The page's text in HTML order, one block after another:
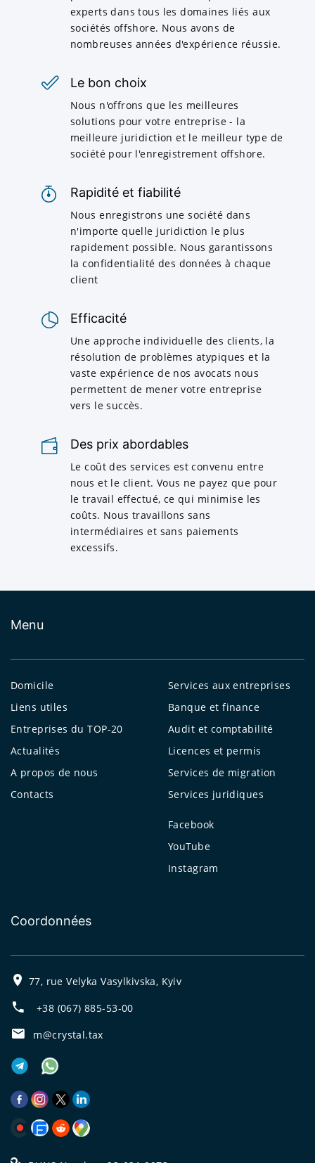
experts dans tous les domaines liés aux
sociétés offshore. Nous avons de
nombreuses années d'expérience réussie.
Le bon choix
Nous n'offrons que les meilleures
solutions pour votre entreprise - la
meilleure juridiction et le meilleur type de
société pour l'enregistrement offshore.
Rapidité et fiabilité
Nous enregistrons une société dans
n'importe quelle juridiction le plus
rapidement possible. Nous garantissons
la confidentialité des données à chaque
client
Efficacité
Une approche individuelle des clients, la
résolution de problèmes atypiques et la
vaste expérience de nos avocats nous
permettent de mener votre entreprise
vers le succès.
Des prix abordables
Le coût des services est convenu entre
nous et le client. Vous ne payez que pour
le travail effectué, ce qui minimise les
coûts. Nous travaillons sans
intermédiaires et sans paiements
excessifs.
Menu
Domicile
Liens utiles
Entreprises du TOP-20
Actualités
A propos de nous
Contacts
Services aux entreprises
Banque et finance
Audit et comptabilité
Licences et permis
Services de migration
Services juridiques
Facebook
YouTube
Instagram
Coordonnées
77, rue Velyka Vasylkivska, Kyiv
+38 (067) 885-53-00
m@crystal.tax